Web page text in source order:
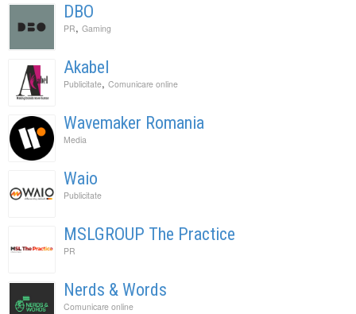
DBO
PR, Gaming
Akabel
Publicitate, Comunicare online
Wavemaker Romania
Media
Waio
Publicitate
MSLGROUP The Practice
PR
Nerds & Words
Comunicare online